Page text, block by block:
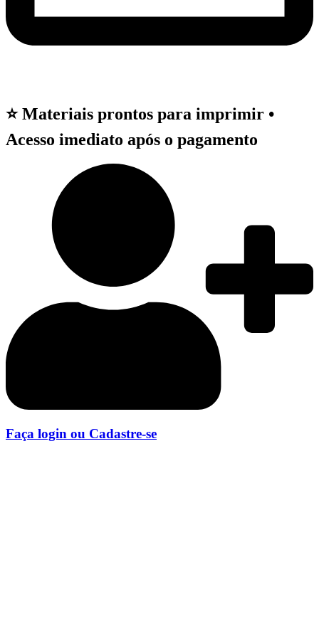
⭐ Materiais prontos para imprimir •
Acesso imediato após o pagamento
Faça login ou Cadastre-se